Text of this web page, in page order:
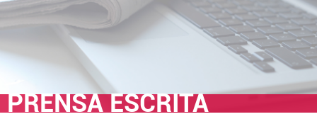
PRENSA ESCRITA